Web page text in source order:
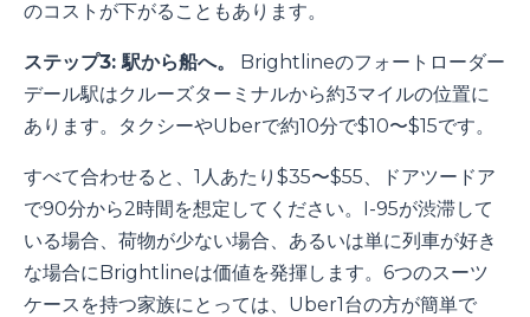
のコストが下がることもあります。
ステップ3: 駅から船へ。
Brightlineのフォートローダー
デール駅はクルーズターミナルから約3マイルの位置に
あります。タクシーやUberで約10分で$10〜$15です。
すべて合わせると、1人あたり$35〜$55、ドアツードア
で90分から2時間を想定してください。I-95が渋滞して
いる場合、荷物が少ない場合、あるいは単に列車が好き
な場合にBrightlineは価値を発揮します。6つのスーツ
ケースを持つ家族にとっては、Uber1台の方が簡単で